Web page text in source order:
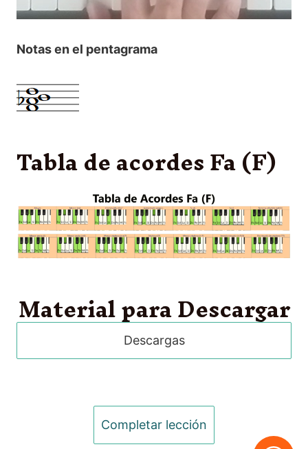
Notas en el pentagrama
Tabla de acordes Fa (F)
Material para Descargar
Descargas
SiguienteCompletar lección